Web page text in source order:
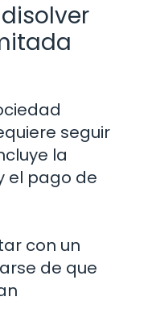
seguir
la
el pago de
con un
de que